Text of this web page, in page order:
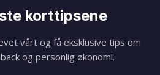
korttipsene
vårt og få eksklusive tips om
og personlig økonomi.